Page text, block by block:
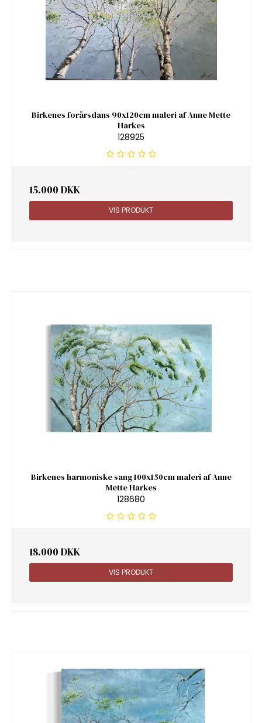
Birkenes forårsdans 90x120cm maleri af Anne Mette
Harkes
128925
15.000 DKK
VIS PRODUKT
Birkenes harmoniske sang 100x150cm maleri af Anne
Mette Harkes
128680
18.000 DKK
VIS PRODUKT